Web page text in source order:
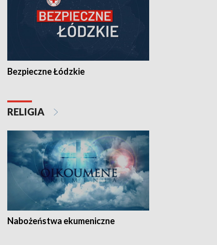
Bezpieczne Łódzkie
RELIGIA
Nabożeństwa ekumeniczne